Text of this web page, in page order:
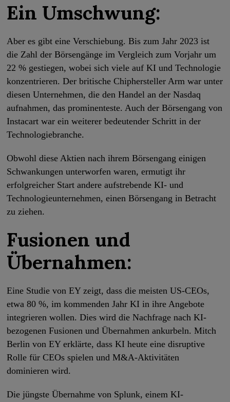
Ein Umschwung:
Aber es gibt eine Verschiebung. Bis zum Jahr 2023 ist
die Zahl der Börsengänge im Vergleich zum Vorjahr um
22 % gestiegen, wobei sich viele auf KI und Technologie
konzentrieren. Der britische Chiphersteller Arm war unter
diesen Unternehmen, die den Handel an der Nasdaq
aufnahmen, das prominenteste. Auch der Börsengang von
Instacart war ein weiterer bedeutender Schritt in der
Technologiebranche.
Obwohl diese Aktien nach ihrem Börsengang einigen
Schwankungen unterworfen waren, ermutigt ihr
erfolgreicher Start andere aufstrebende KI- und
Technologieunternehmen, einen Börsengang in Betracht
zu ziehen.
Fusionen und
Übernahmen:
Eine Studie von EY zeigt, dass die meisten US-CEOs,
etwa 80 %, im kommenden Jahr KI in ihre Angebote
integrieren wollen. Dies wird die Nachfrage nach KI-
bezogenen Fusionen und Übernahmen ankurbeln. Mitch
Berlin von EY erklärte, dass KI heute eine disruptive
Rolle für CEOs spielen und M&A-Aktivitäten
dominieren wird.
Die jüngste Übernahme von Splunk, einem KI-